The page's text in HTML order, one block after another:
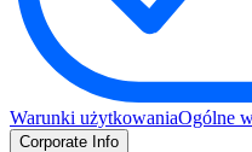
Warunki użytkowaniaOgólne
Corporate Info